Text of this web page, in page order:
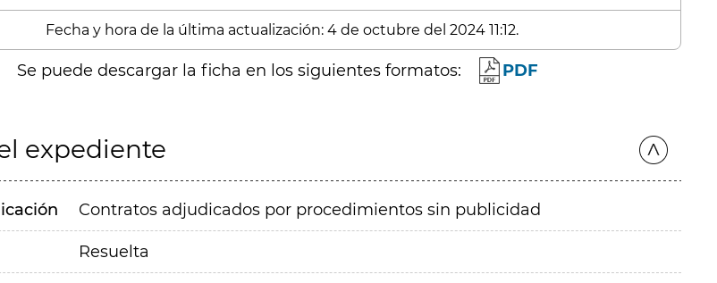
Fecha y hora de la última actualización: 4 de octubre del 2024 11:12.
Se puede descargar la ficha en los siguientes formatos: PDF
expediente
Contratos adjudicados por procedimientos sin publicidad
Resuelta